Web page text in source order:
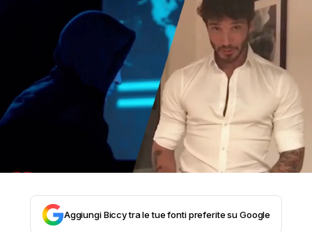
Aggiungi Biccy tra le tue fonti preferite su Google